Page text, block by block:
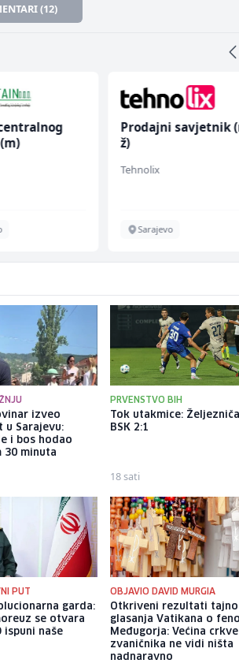
(12)
Prodajni savjetnik
ž)
Tehnolix
Sarajevo
izveo
u Sarajevu:
i bos hodao
30 minuta
PRVENSTVO BIH
Tok utakmice:
BSK 2:1
18 sati
PUT
garda:
se otvara
ispuni naše
OBJAVIO DAVID MURGIA
Otkriveni rezultati
glasanja Vatikana o
Međugorja: Većina
zvaničnika ne vidi ništa
nadnaravno